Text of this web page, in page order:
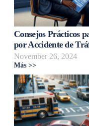
Consejos Prácticos
por Accidente de
November 26, 2024
Más >>